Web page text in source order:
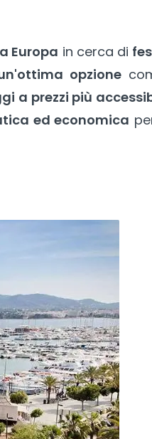
Europa in cerca di
opzione
a prezzi più
ed economica